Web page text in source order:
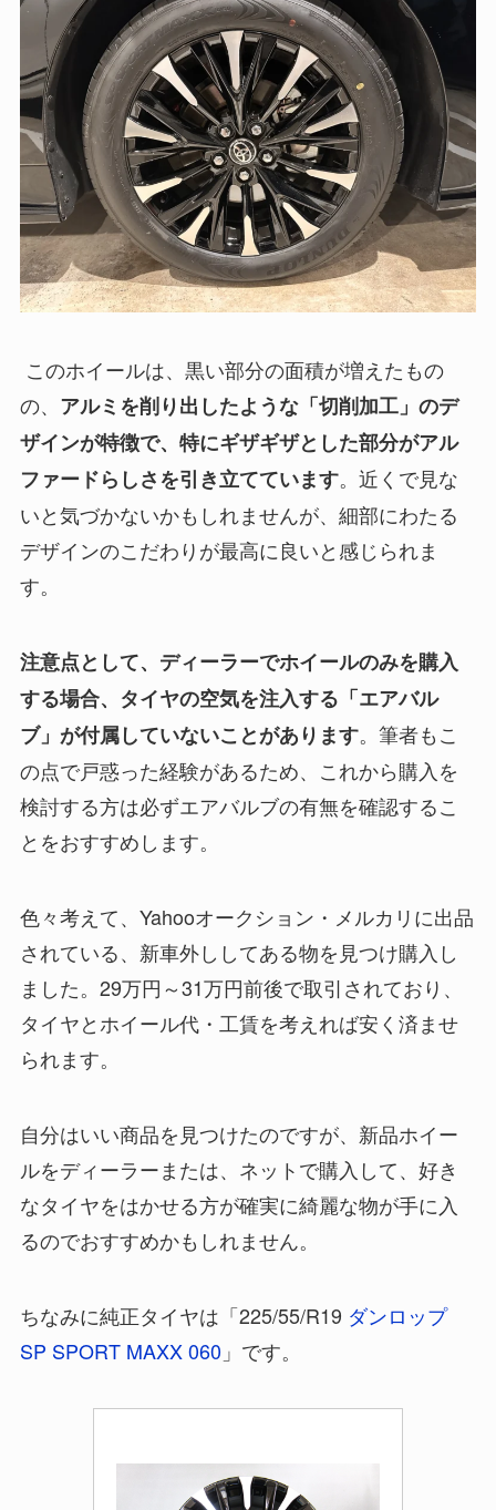
このホイールは、黒い部分の面積が増えたもの
の、 アルミを削り出したような「切削加工」のデ
ザインが特徴で、特にギザギザとした部分がアル
ファードらしさを引き立てています。近くで見な
いと気づかないかもしれませんが、細部にわたる
デザインのこだわりが最高に良いと感じられま
す。
注意点として、ディーラーでホイールのみを購入
する場合、タイヤの空気を注入する「エアバル
ブ」が付属していないことがあります。筆者もこ
の点で戸惑った経験があるため、これから購入を
検討する方は必ずエアバルブの有無を確認するこ
とをおすすめします。
色々考えて、Yahooオークション・メルカリに出品
されている、新車外ししてある物を見つけ購入し
ました。29万円～31万円前後で取引されており、
タイヤとホイール代・工賃を考えれば安く済ませ
られます。
自分はいい商品を見つけたのですが、新品ホイー
ルをディーラーまたは、ネットで購入して、好き
なタイヤをはかせる方が確実に綺麗な物が手に入
るのでおすすめかもしれません。
ちなみに純正タイヤは「225/55/R19 ダンロップ
SP SPORT MAXX 060 」です。